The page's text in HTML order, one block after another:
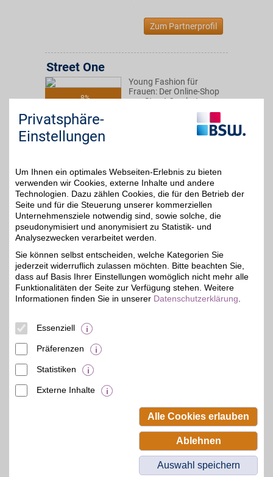
Zum Partnerprofil
8%
Street One
Young Fashion für
Frauen: Der Online-Shop
von Street One hat
verschiedene Styles und
abwechslungsreiche
Mode - von Tops über
Zum Partnerprofil
3%
CAMP DAVID & SOCCX
und Frauenkollektionen
der bekannten
Lifestylemarken online
bestellen und beim Kauf
der zeitlosen, modischen
Beamten-Selbsthilfewerk GmbH.
Privatsphäre-
Einstellungen
Um Ihnen ein optimales Webseiten-Erlebnis zu bieten
verwenden wir Cookies, externe Inhalte und andere
Technologien. Dazu zählen Cookies, die für den Betrieb der
Seite und für die Steuerung unserer kommerziellen
Unternehmensziele notwendig sind, sowie solche, die
pseudonymisiert und anonymisiert zu Statistik- und
Analysezwecken verarbeitet werden.
Sie können selbst entscheiden, welche Kategorien Sie
jederzeit widerruflich zulassen möchten. Bitte beachten Sie,
dass auf Basis Ihrer Einstellungen womöglich nicht mehr alle
Funktionalitäten der Seite zur Verfügung stehen. Weitere
Informationen finden Sie in unserer Datenschutzerklärung
Essenziell
Präferenzen
Statistiken
Externe Inhalte
Alle Cookies erlauben
Ablehnen
Auswahl speichern